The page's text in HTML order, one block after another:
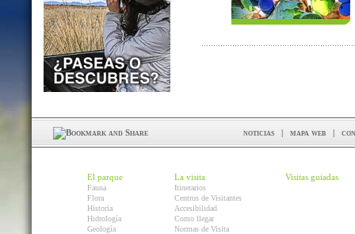
noticias | mapa web |
El parque
Fauna
Flora
Historia
Hidrología
Geología
La visita
Itinerarios
Centros de Visitantes
Accesibilidad
Como llegar
Normas de Visita
Visitas guiadas